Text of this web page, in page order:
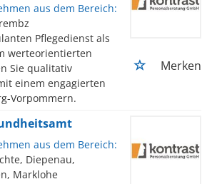
aus dem Bereich:
Pflegedienst als
werteorientierten
Sie qualitativ
einem engagierten
Vorpommern.
Merken
aus dem Bereich:
Diepenau,
Marklohe